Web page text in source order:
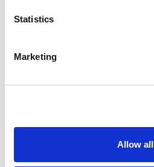
Statistics
Marketing
Allow all